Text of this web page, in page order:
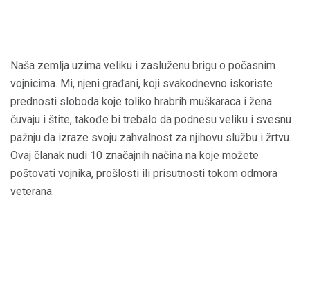
Naša zemlja uzima veliku i zasluženu brigu o počasnim
vojnicima. Mi, njeni građani, koji svakodnevno iskoriste
prednosti sloboda koje toliko hrabrih muškaraca i žena
čuvaju i štite, takođe bi trebalo da podnesu veliku i svesnu
pažnju da izraze svoju zahvalnost za njihovu službu i žrtvu.
Ovaj članak nudi 10 značajnih načina na koje možete
poštovati vojnika, prošlosti ili prisutnosti tokom odmora
veterana.